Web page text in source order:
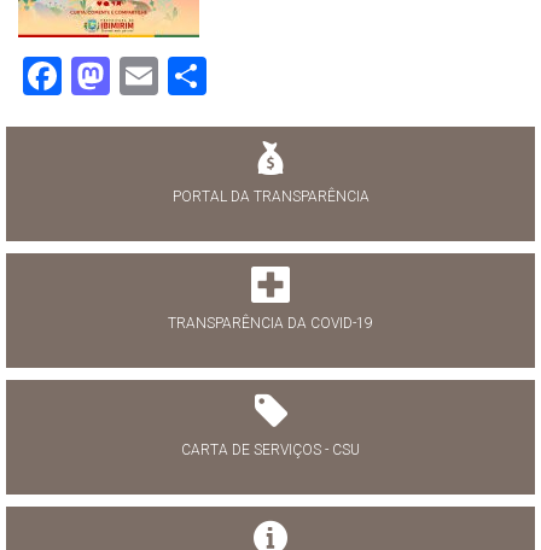
Facebook
Mastodon
Email
PORTAL DA TRANSPARÊNCIA
TRANSPARÊNCIA DA COVID-19
CARTA DE SERVIÇOS - CSU